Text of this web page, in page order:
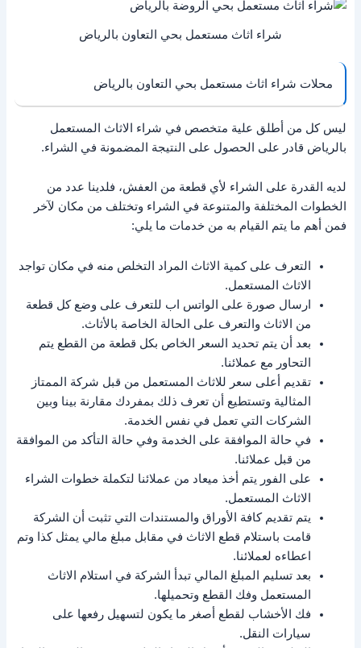
شراء اثاث مستعمل بحي التعاون بالرياض
محلات شراء اثاث مستعمل بحي التعاون بالرياض
ليس كل من أطلق علية متخصص في شراء الاثاث المستعمل
بالرياض قادر على الحصول على النتيجة المضمونة في الشراء.
لديه القدرة على الشراء لأي قطعة من العفش، فلدينا عدد من
الخطوات المختلفة والمتنوعة في الشراء وتختلف من مكان لآخر
فمن أهم ما يتم القيام به من خدمات ما يلي:
التعرف على كمية الاثاث المراد التخلص منه في مكان تواجد
الاثاث المستعمل.
ارسال صورة على الواتس اب للتعرف على وضع كل قطعة
من الاثاث والتعرف على الحالة الخاصة بالأثاث.
بعد أن يتم تحديد السعر الخاص بكل قطعة من القطع يتم
التحاور مع عملائنا.
تقديم أعلى سعر للاثاث المستعمل من قبل شركة الممتاز
المثالية وتستطيع أن تعرف ذلك بمفردك مقارنة بينا وبين
الشركات التي تعمل في نفس الخدمة.
في حالة الموافقة على الخدمة وفي حالة التأكد من الموافقة
من قبل عملائنا.
على الفور يتم أخذ ميعاد من عملائنا لتكملة خطوات الشراء
الاثاث المستعمل.
يتم تقديم كافة الأوراق والمستندات التي تثبت أن الشركة
قامت باستلام قطع الاثاث في مقابل مبلغ مالي يمثل كذا وتم
اعطاءه لعملائنا.
بعد تسليم المبلغ المالي تبدأ الشركة في استلام الاثاث
المستعمل وفك القطع وتحميلها.
فك الأخشاب لقطع أصغر ما يكون لتسهيل رفعها على
سيارات النقل.